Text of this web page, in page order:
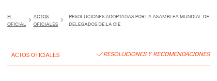
EL
OFICIAL
ACTOS
OFICIALES
RESOLUCIONES ADOPTADAS POR LA ASAMBLEA MUNDIAL DE
DELEGADOS DE LA OIE
ACTOS OFICIALES RESOLUCIONES Y RECOMENDACIONES